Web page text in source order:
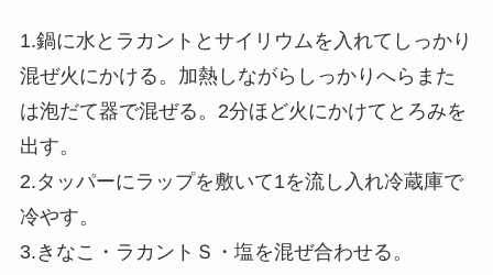
1.鍋に水とラカントとサイリウムを入れてしっかり
混ぜ火にかける。加熱しながらしっかりへらまた
は泡だて器で混ぜる。2分ほど火にかけてとろみを
出す。
2.タッパーにラップを敷いて1を流し入れ冷蔵庫で
冷やす。
3.きなこ・ラカントＳ・塩を混ぜ合わせる。